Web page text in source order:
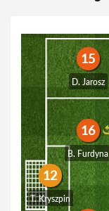
12
T. Kryszpin
16
B. Furdyna
15
D. Jarosz